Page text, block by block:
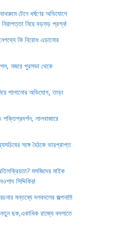
টেনে ধর্ষণের অভিযোগে
নিয়ে বড়সড় প্রশ্ন!
কি বিরোধ এড়ানোর
নজরে পুরসভা থেকে
পালানোর অভিযোগ, তাড়া
লালবাজারে
সঙ্গে বৈঠকে ভারপ্রাপ্ত
মসজিদের মাইক
সিদ্দিকির!
মন্তব্যে দলবদলের জল্পনা!!!
নতুন ছক,একাধিক রাজ্যে বদলাতে